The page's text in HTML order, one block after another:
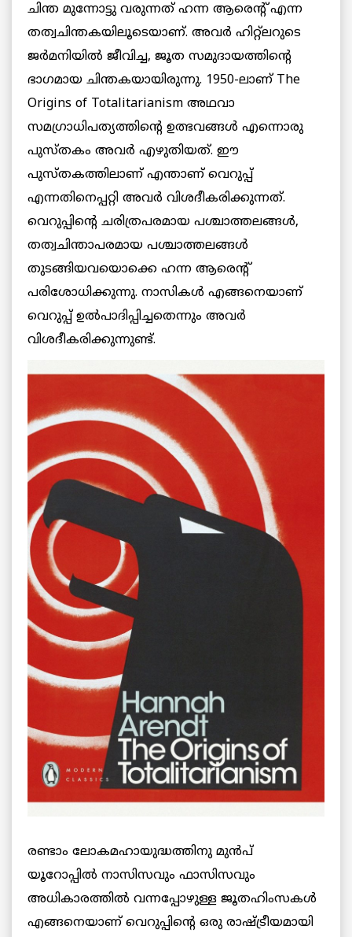
ചിന്ത മുന്നോട്ടു വരുന്നത് ഹന്ന ആരെന്റ് എന്ന
തത്വചിന്തകയിലൂടെയാണ്. അവർ ഹിറ്റ്ലറുടെ
ജർമനിയിൽ ജീവിച്ച, ജൂത സമുദായത്തിന്റെ
ഭാഗമായ ചിന്തകയായിരുന്നു. 1950-ലാണ് The
Origins of Totalitarianism അഥവാ
സമഗ്രാധിപത്യത്തിന്റെ ഉത്ഭവങ്ങൾ എന്നൊരു
പുസ്തകം അവർ എഴുതിയത്. ഈ
പുസ്തകത്തിലാണ് എന്താണ് വെറുപ്പ്
എന്നതിനെപ്പറ്റി അവർ വിശദീകരിക്കുന്നത്.
വെറുപ്പിന്റെ ചരിത്രപരമായ പശ്ചാത്തലങ്ങള്‍,
തത്വചിന്താപരമായ പശ്ചാത്തലങ്ങള്‍
തുടങ്ങിയവയൊക്കെ ഹന്ന ആരെന്റ്
പരിശോധിക്കുന്നു. നാസികൾ എങ്ങനെയാണ്
വെറുപ്പ് ഉൽപാദിപ്പിച്ചതെന്നും അവർ
വിശദീകരിക്കുന്നുണ്ട്.
രണ്ടാം ലോകമഹായുദ്ധത്തിനു മുന്‍പ്
യൂറോപ്പിൽ നാസിസവും ഫാസിസവും
അധികാരത്തിൽ വന്നപ്പോഴുള്ള ജൂതഹിംസകൾ
എങ്ങനെയാണ് വെറുപ്പിന്റെ ഒരു രാഷ്ട്രീയമായി